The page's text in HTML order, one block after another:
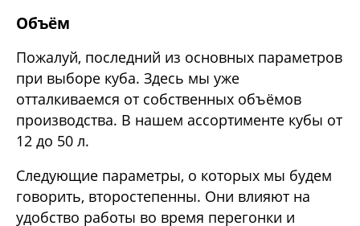
Объём
Пожалуй, последний из основных параметров
при выборе куба. Здесь мы уже
отталкиваемся от собственных объёмов
производства. В нашем ассортименте кубы от
12 до 50 л.
Следующие параметры, о которых мы будем
говорить, второстепенны. Они влияют на
удобство работы во время перегонки и